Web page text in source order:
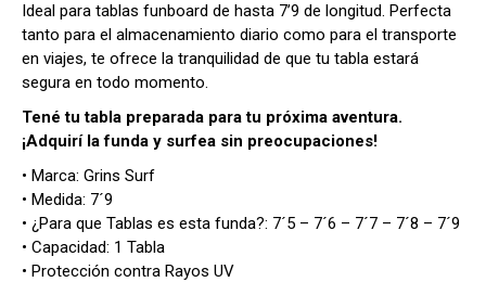
Ideal para tablas funboard de hasta 7’9 de longitud. Perfecta
tanto para el almacenamiento diario como para el transporte
en viajes, te ofrece la tranquilidad de que tu tabla estará
segura en todo momento.
Tené tu tabla preparada para tu próxima aventura.
¡Adquirí la funda y surfea sin preocupaciones!
• Marca: Grins Surf
• Medida: 7´9
• ¿Para que Tablas es esta funda?: 7´5 – 7´6 – 7´7 – 7´8 – 7´9
• Capacidad: 1 Tabla
• Protección contra Rayos UV